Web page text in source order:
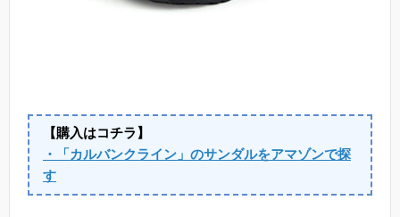
【購入はコチラ】
・「カルバンクライン」のサンダルをアマゾンで探
す